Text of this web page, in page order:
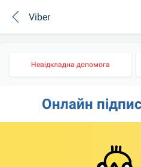
Viber
Невідкладна допомога
Онлайн